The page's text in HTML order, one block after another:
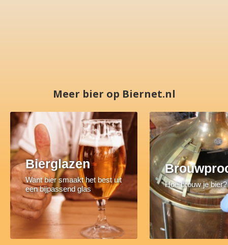
Meer bier op Biernet.nl
Bierglazen
Want bier smaakt het best uit
een bijpassend glas
Hoe brouw je bier?